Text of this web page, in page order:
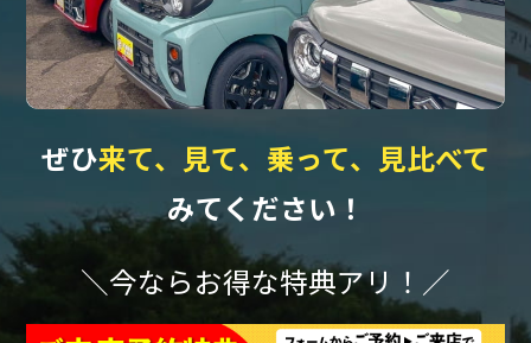
ぜひ来て、見て、乗って、見比べて
みてください！
＼今ならお得な特典アリ！／